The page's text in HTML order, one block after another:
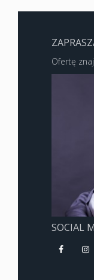
Ofertę
SOCIAL